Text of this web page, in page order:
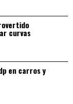
curvas
en carros y